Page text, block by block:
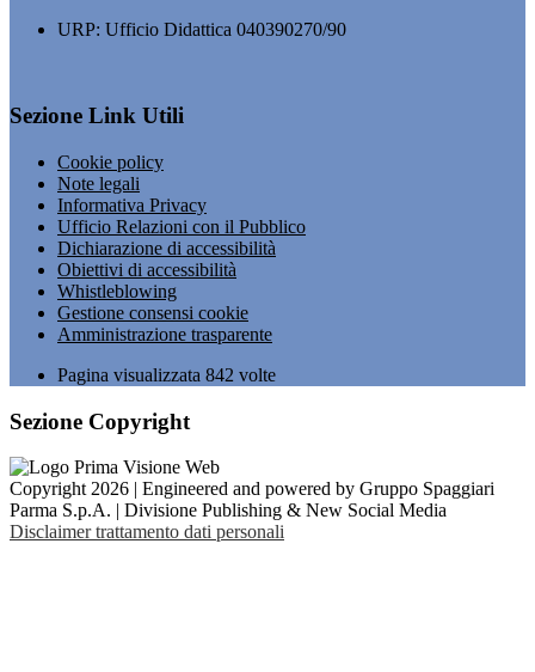
URP: Ufficio Didattica 040390270/90
Sezione Link Utili
Cookie policy
Note legali
Informativa Privacy
Ufficio Relazioni con il Pubblico
Dichiarazione di accessibilità
Obiettivi di accessibilità
Whistleblowing
Gestione consensi cookie
Amministrazione trasparente
Pagina visualizzata 842 volte
Sezione Copyright
Copyright 2026 | Engineered and powered by Gruppo Spaggiari
Parma S.p.A. | Divisione Publishing & New Social Media
Disclaimer trattamento dati personali